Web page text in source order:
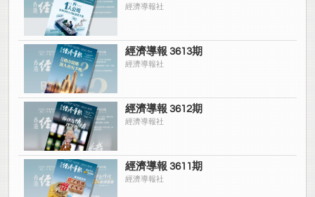
經濟導報社
經濟導報 3613期
經濟導報社
經濟導報 3612期
經濟導報社
經濟導報 3611期
經濟導報社